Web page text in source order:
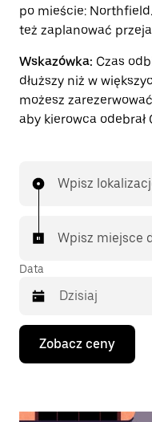
po mieście:
też zaplanować
Wskazówka: Czas
dłuższy niż w
możesz
aby kierowca
Wpisz
Wpisz miejsce
Data
Naciśnij
klawisz
strzałki
Zobacz ceny